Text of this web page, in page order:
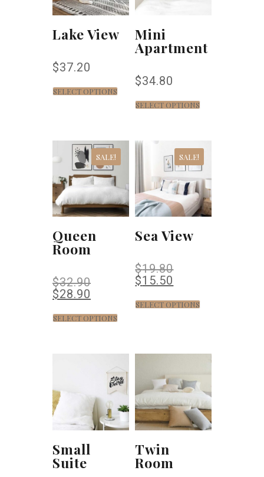
Lake View
$37.20
SELECT OPTIONS
Mini
Apartment
$34.80
SELECT OPTIONS
SALE!
Queen
Room
$32.90
$28.90
SELECT OPTIONS
SALE!
Sea View
$19.80
$15.50
SELECT OPTIONS
Small
Suite
Twin
Room